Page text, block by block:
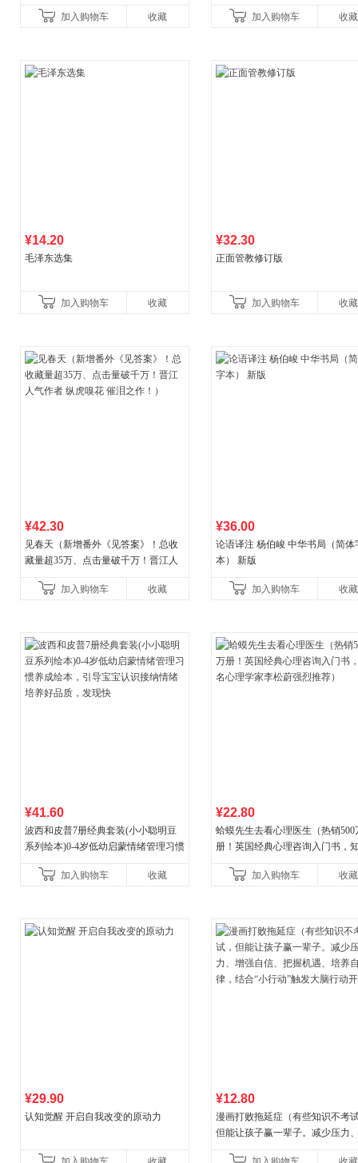
加入购物车 收藏 加入购物车 收藏
¥14.20
毛泽东选集
加入购物车 收藏
¥32.30
正面管教修订版
加入购物车 收藏
¥42.30
见春天（新增番外《见答案》！总收
藏量超35万、点击量破千万！晋江人
加入购物车
收藏
¥36.00
论语译注 杨伯峻 中华书局（简体
本） 新版
加入购物车 收藏
¥41.60
波西和皮普7册经典套装(小小聪明豆
系列绘本)0-4岁低幼启蒙情绪管理习惯
养好品质，发现快
加入购物车 收藏
¥22.80
蛤蟆先生去看心理医生（热销500
册！英国经典心理咨询入门书，
加入购物车
收藏
¥29.90
认知觉醒 开启自我改变的原动力
¥12.80
漫画打败拖延症（有些知识不考
但能让孩子赢一辈子。减少压力